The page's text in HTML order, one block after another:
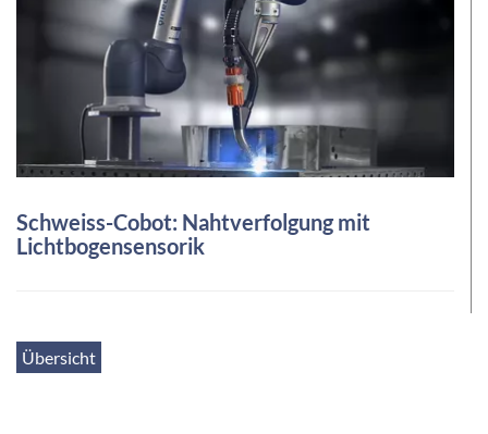
Schweiss-Cobot: Nahtverfolgung mit
Lichtbogensensorik
Übersicht